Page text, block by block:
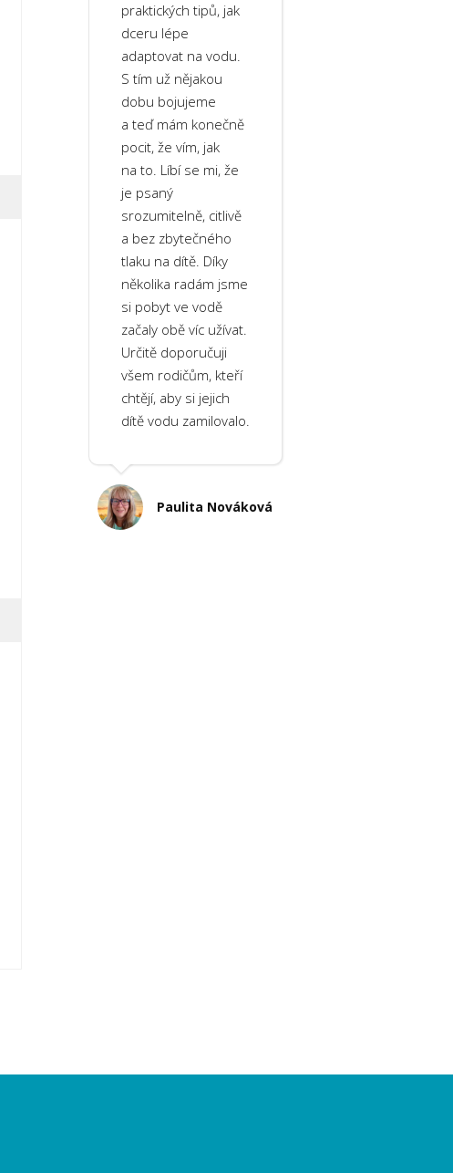
praktických tipů, jak
dceru lépe
adaptovat na vodu.
S tím už nějakou
dobu bojujeme
a teď mám konečně
pocit, že vím, jak
na to. Líbí se mi, že
je psaný
srozumitelně, citlivě
a bez zbytečného
tlaku na dítě. Díky
několika radám jsme
si pobyt ve vodě
začaly obě víc užívat.
Určitě doporučuji
všem rodičům, kteří
chtějí, aby si jejich
dítě vodu zamilovalo.
Paulita Nováková